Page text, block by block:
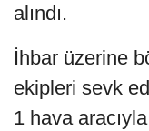
alındı.
İhbar üzerine
ekipleri sevk
1 hava